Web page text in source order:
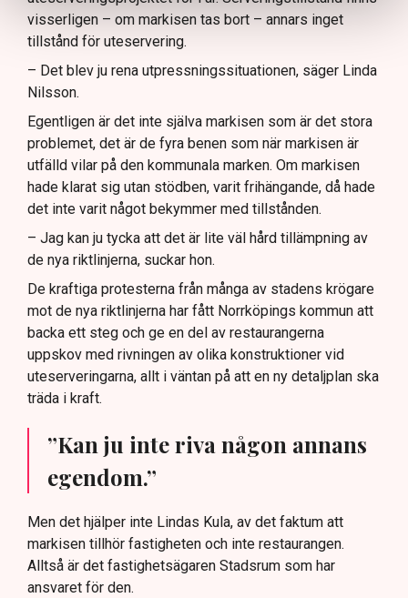
visserligen – om markisen tas bort – annars inget
tillstånd för uteservering.
– Det blev ju rena utpressningssituationen, säger Linda
Nilsson.
Egentligen är det inte själva markisen som är det stora
problemet, det är de fyra benen som när markisen är
utfälld vilar på den kommunala marken. Om markisen
hade klarat sig utan stödben, varit frihängande, då hade
det inte varit något bekymmer med tillstånden.
– Jag kan ju tycka att det är lite väl hård tillämpning av
de nya riktlinjerna, suckar hon.
De kraftiga protesterna från många av stadens krögare
mot de nya riktlinjerna har fått Norrköpings kommun att
backa ett steg och ge en del av restaurangerna
uppskov med rivningen av olika konstruktioner vid
uteserveringarna, allt i väntan på att en ny detaljplan ska
träda i kraft.
”Kan ju inte riva någon annans
egendom.”
Men det hjälper inte Lindas Kula, av det faktum att
markisen tillhör fastigheten och inte restaurangen.
Alltså är det fastighetsägaren Stadsrum som har
ansvaret för den.